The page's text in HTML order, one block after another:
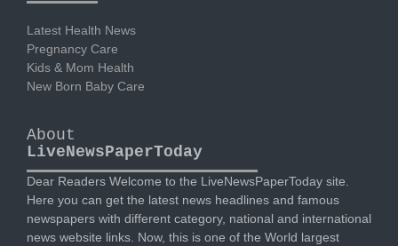
Latest Health News
Pregnancy Care
Kids & Mom Health
New Born Baby Care
About
LiveNewsPaperToday
Dear Readers Welcome to the LiveNewsPaperToday site.
Here you can get the latest news headlines and famous
newspapers with different category, national and international
news website links. Now, this is one of the World largest